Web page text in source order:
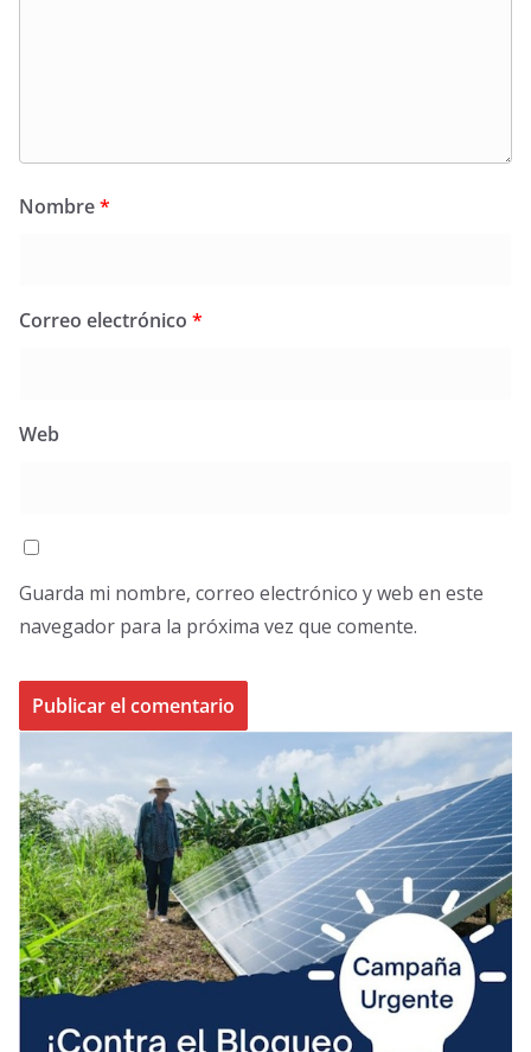
Nombre*
Correo electrónico *
Web
Guarda mi nombre, correo electrónico y web en este
navegador para la próxima vez que comente.